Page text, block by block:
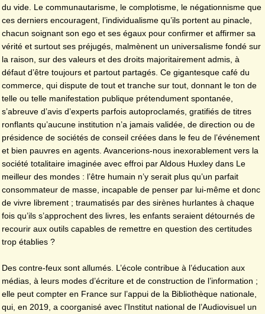
du vide. Le communautarisme, le complotisme, le négationnisme que
ces derniers encouragent, l’individualisme qu’ils portent au pinacle,
chacun soignant son ego et ses égaux pour confirmer et affirmer sa
vérité et surtout ses préjugés, malmènent un universalisme fondé sur
la raison, sur des valeurs et des droits majoritairement admis, à
défaut d’être toujours et partout partagés. Ce gigantesque café du
commerce, qui dispute de tout et tranche sur tout, donnant le ton de
telle ou telle manifestation publique prétendument spontanée,
s’abreuve d’avis d’experts parfois autoproclamés, gratifiés de titres
ronflants qu’aucune institution n’a jamais validée, de direction ou de
présidence de sociétés de conseil créées dans le feu de l’événement
et bien pauvres en agents. Avancerions-nous inexorablement vers la
société totalitaire imaginée avec effroi par Aldous Huxley dans Le
meilleur des mondes : l’être humain n’y serait plus qu’un parfait
consommateur de masse, incapable de penser par lui-même et donc
de vivre librement ; traumatisés par des sirènes hurlantes à chaque
fois qu’ils s’approchent des livres, les enfants seraient détournés de
recourir aux outils capables de remettre en question des certitudes
trop établies ?
Des contre-feux sont allumés. L’école contribue à l’éducation aux
médias, à leurs modes d’écriture et de construction de l’information ;
elle peut compter en France sur l’appui de la Bibliothèque nationale,
qui, en 2019, a coorganisé avec l’Institut national de l’Audiovisuel un